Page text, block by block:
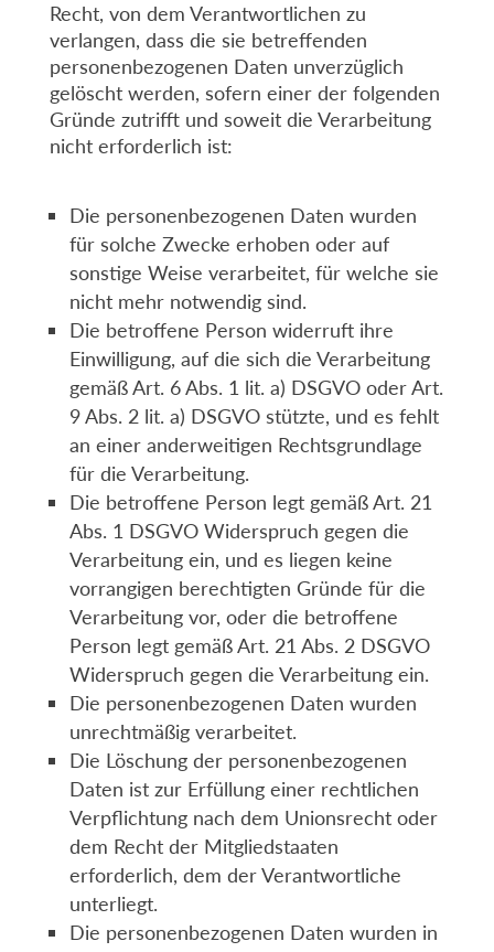
Recht, von dem Verantwortlichen zu
verlangen, dass die sie betreffenden
personenbezogenen Daten unverzüglich
gelöscht werden, sofern einer der folgenden
Gründe zutrifft und soweit die Verarbeitung
nicht erforderlich ist:
Die personenbezogenen Daten wurden
für solche Zwecke erhoben oder auf
sonstige Weise verarbeitet, für welche sie
nicht mehr notwendig sind.
Die betroffene Person widerruft ihre
Einwilligung, auf die sich die Verarbeitung
gemäß Art. 6 Abs. 1 lit. a) DSGVO oder Art.
9 Abs. 2 lit. a) DSGVO stützte, und es fehlt
an einer anderweitigen Rechtsgrundlage
für die Verarbeitung.
Die betroffene Person legt gemäß Art. 21
Abs. 1 DSGVO Widerspruch gegen die
Verarbeitung ein, und es liegen keine
vorrangigen berechtigten Gründe für die
Verarbeitung vor, oder die betroffene
Person legt gemäß Art. 21 Abs. 2 DSGVO
Widerspruch gegen die Verarbeitung ein.
Die personenbezogenen Daten wurden
unrechtmäßig verarbeitet.
Die Löschung der personenbezogenen
Daten ist zur Erfüllung einer rechtlichen
Verpflichtung nach dem Unionsrecht oder
dem Recht der Mitgliedstaaten
erforderlich, dem der Verantwortliche
unterliegt.
Die personenbezogenen Daten wurden in